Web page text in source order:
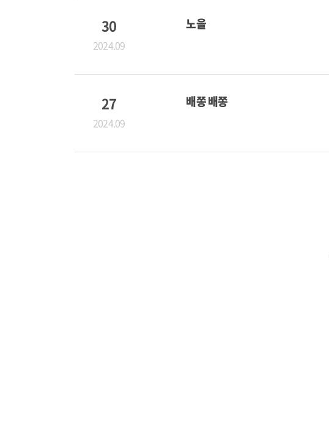
30
2024.09
노을
27
2024.09
배쫑 배쫑